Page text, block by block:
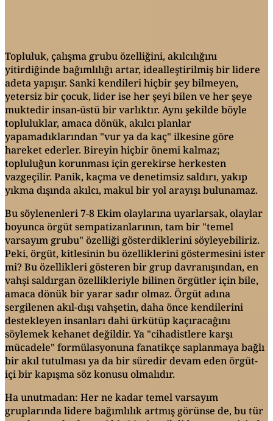
Topluluk, çalışma grubu özelliğini, akılcılığını
yitirdiğinde bağımlılığı artar, idealleştirilmiş bir lidere
adeta yapışır. Sanki kendileri hiçbir şey bilmeyen,
yetersiz bir çocuk, lider ise her şeyi bilen ve her şeye
muktedir insan-üstü bir varlıktır. Aynı şekilde böyle
topluluklar, amaca dönük, akılcı planlar
yapamadıklarından "vur ya da kaç" ilkesine göre
hareket ederler. Bireyin hiçbir önemi kalmaz;
topluluğun korunması için gerekirse herkesten
vazgeçilir. Panik, kaçma ve denetimsiz saldırı, yakıp
yıkma dışında akılcı, makul bir yol arayışı bulunamaz.
Bu söylenenleri 7-8 Ekim olaylarına uyarlarsak, olaylar
boyunca örgüt sempatizanlarının, tam bir "temel
varsayım grubu" özelliği gösterdiklerini söyleyebiliriz.
Peki, örgüt, kitlesinin bu özelliklerini göstermesini ister
mi? Bu özellikleri gösteren bir grup davranışından, en
vahşi saldırgan özellikleriyle bilinen örgütler için bile,
amaca dönük bir yarar sadır olmaz. Örgüt adına
sergilenen akıl-dışı vahşetin, daha önce kendilerini
destekleyen insanları dahi ürkütüp kaçıracağını
söylemek kehanet değildir. Ya "cihadistlere karşı
mücadele" formülasyonuna fanatikçe saplanmaya bağlı
bir akıl tutulması ya da bir süredir devam eden örgüt-
içi bir kapışma söz konusu olmalıdır.
Ha unutmadan: Her ne kadar temel varsayım
gruplarında lidere bağımlılık artmış görünse de, bu tür